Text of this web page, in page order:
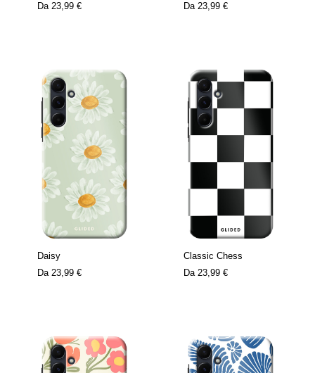
Da 23,99 €
Da 23,99 €
Daisy
Da 23,99 €
Classic Chess
Da 23,99 €